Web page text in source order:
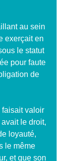
au sein
exerçait en
le statut
pour faute
de
faisait valoir
le droit,
loyauté,
le même
et que son